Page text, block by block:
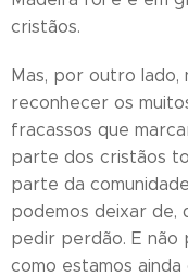
cristãos.
Mas, por outro lado,
reconhecer os
fracassos que
parte dos cristãos
parte da
podemos deixar de,
pedir perdão. E não
como estamos